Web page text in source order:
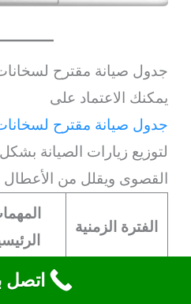
جدول صيانة مقترح
يمكنك الاعتماد على
جدول صيانة مقترح
لتوزيع زيارات الصيانة
القصوى ويقلل من الأعطال
الفترة الزمنية
تنظيف
اتصل